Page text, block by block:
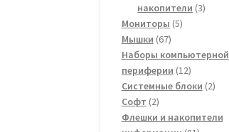
накопители 33
Мониторы 55
Мышки 6767
товаров
Наборы компьютерной
периферии 1212
товаров
Системные блоки 22
Софт 22
товара
Флешки и накопители